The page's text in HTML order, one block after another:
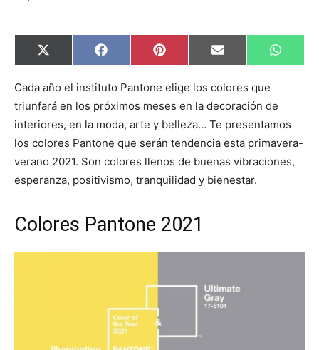
C
o
p
r
t
i
r
e
n
X
(
w
t
t
e
r
)
C
o
p
r
t
i
r
e
n
F
a
e
b
o
o
k
C
o
p
r
t
i
r
e
n
P
i
t
r
e
s
t
C
o
p
r
t
r
e
n
E
m
i
C
o
t
i
r
e
n
W
h
p
p
Cada año el instituto Pantone elige los colores que
triunfará en los próximos meses en la decoración de
interiores, en la moda, arte y belleza… Te presentamos
los colores Pantone que serán tendencia esta primavera-
verano 2021. Son colores llenos de buenas vibraciones,
esperanza, positivismo, tranquilidad y bienestar.
Colores Pantone 2021